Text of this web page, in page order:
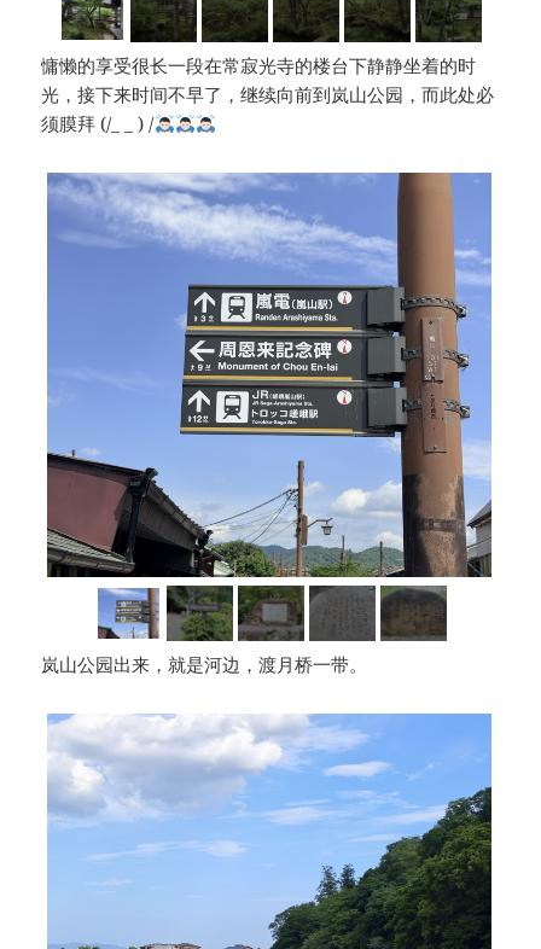
慵懒的享受很长一段在常寂光寺的楼台下静静坐着的时
光，接下来时间不早了，继续向前到岚山公园，而此处必
须膜拜 (/_ _ ) /
岚山公园出来，就是河边，渡月桥一带。